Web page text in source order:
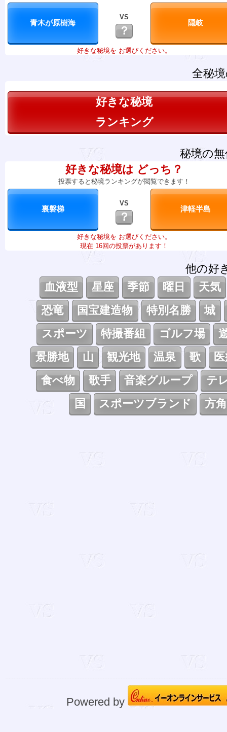
VS
？
好きな秘境を お選びください。
全秘
好きな秘境
ランキング
秘境の
好きな秘境は どっち？
投票すると秘境ランキングが閲覧できます！
VS
？
好きな秘境を お選びください。
現在 16回の投票があります！
他の好
血液型
星座 季節 曜日
天気
恐竜
国宝建造物 特別名勝
城
スポーツ
特撮番組 ゴルフ場
景勝地
山 観光地 温泉 歌
食べ物
歌手 音楽グループ
テ
国
スポーツブランド 方角
Powered by